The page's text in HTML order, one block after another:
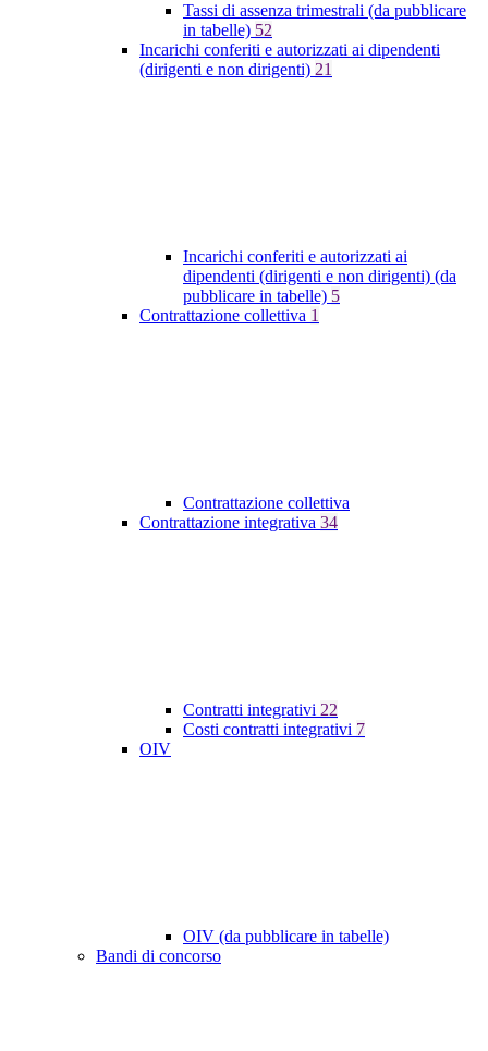
Tassi di assenza trimestrali (da pubblicare
in tabelle) 52
Incarichi conferiti e autorizzati ai dipendenti
(dirigenti e non dirigenti) 21
Incarichi conferiti e autorizzati ai
dipendenti (dirigenti e non dirigenti) (da
pubblicare in tabelle) 5
Contrattazione collettiva 1
Contrattazione collettiva
Contrattazione integrativa 34
Contratti integrativi 22
Costi contratti integrativi 7
OIV
OIV (da pubblicare in tabelle)
Bandi di concorso